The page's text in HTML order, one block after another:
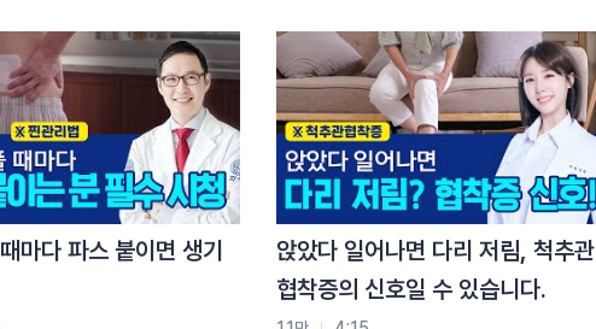
거나 발음이 어눌해질 수 있습니다.
환에 의한 뇌졸증, 중풍, 뇌종양 등의 뇌의 이상으로
중요합니다.
셔서 정확한 검진을 받는 것이 우선되어야 합니다.
면의 근육을 재교육 시키는 추라 치료 등의 빠르
치료를 하기도 하는데요,
액검사 등을 통해 원인을 정확히 진단하고, 그에 맞는
적절히 병행하여 좋은 효과를 볼 수 있습니다.
마다 파스 붙이면 생기
앉았다 일어나면 다리 저림, 척추관
협착증의 신호일 수 있습니다.